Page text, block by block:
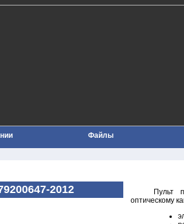
Файлы
2012
Пульт
оптическому